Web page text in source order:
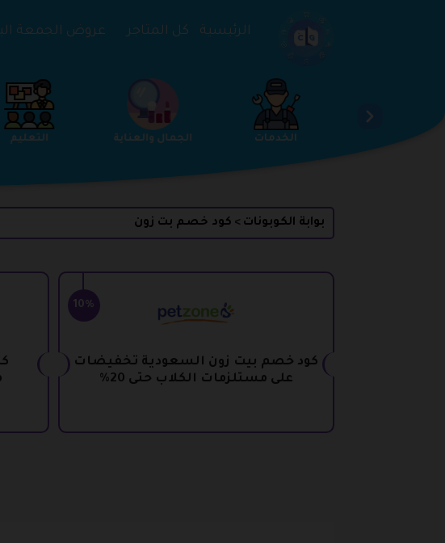
الرئيسية كل المتاجر عروض الجمعة البيضاء
التعليم الجمال والعناية الخدمات والمجوهرات
بوابة الكوبونات > كود خصم بت زون
10%
كود خصم بيت زون السعودية تخفيضات
على مستلزمات الكلاب حتى 20%